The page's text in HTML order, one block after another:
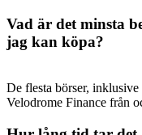
Vad är det minsta
jag kan köpa?
De flesta börser,
Velodrome Finance från